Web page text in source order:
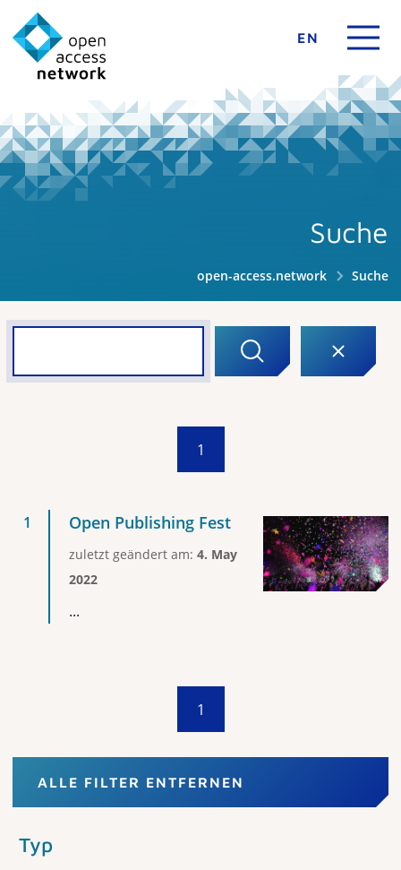
EN
Suche
open-access.network Suche
1
Open Publishing Fest
zuletzt geändert am: 4. May
2022
...
1
ALLE FILTER ENTFERNEN
Typ